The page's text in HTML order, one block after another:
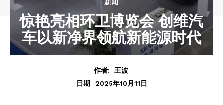
新闻
惊艳亮相环卫博览会 创维汽
车以新净界领航新能源时代
作者:
王波
日期
2025年10月11日